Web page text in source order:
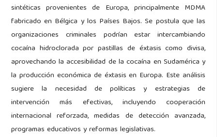
sintéticas provenientes de Europa, principalmente MDMA
fabricado en Bélgica y los Países Bajos. Se postula que las
organizaciones criminales podrían estar intercambiando
cocaína hidroclorada por pastillas de éxtasis como divisa,
aprovechando la accesibilidad de la cocaína en Sudamérica y
la producción económica de éxtasis en Europa. Este análisis
sugiere la necesidad de políticas y estrategias de
intervención más efectivas, incluyendo cooperación
internacional reforzada, medidas de detección avanzada,
programas educativos y reformas legislativas.